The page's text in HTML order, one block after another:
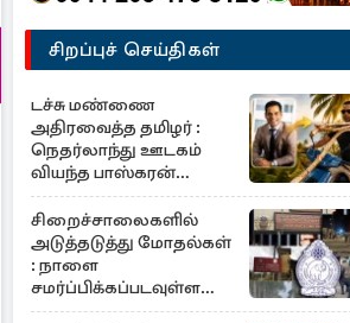
சிறப்புச் செய்திகள்
டச்சு மண்ணை
அதிரவைத்த தமிழர் :
நெதர்லாந்து ஊடகம்
வியந்த பாஸ்கரன்
கந்தையாவின் 5,445
கோடி ரூபாய் சாம்ராஜ்யம்
சிறைச்சாலைகளில்
அடுத்தடுத்து மோதல்கள்
: நாளை
சமர்ப்பிக்கப்படவுள்ள
அறிக்கை